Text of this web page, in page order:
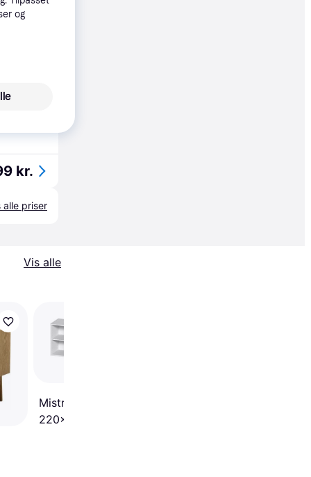
kr.
kr./md.
kr.
alle priser
Vis alle
Mistral 111 Skænk
220x61cm
og